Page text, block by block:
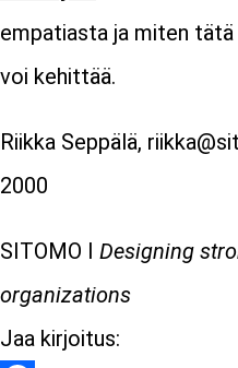
empatiasta ja miten
voi kehittää.
Riikka Seppälä,
2000
SITOMO I Designing
organizations
Jaa kirjoitus: